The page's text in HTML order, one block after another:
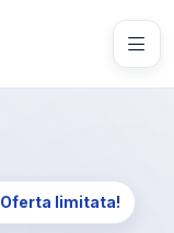
Oferta limitata!